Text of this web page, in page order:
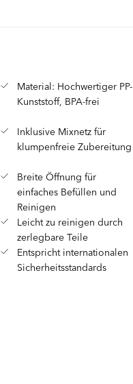
Material: Hochwertiger PP-
Kunststoff, BPA-frei
Inklusive Mixnetz für
klumpenfreie Zubereitung
Breite Öffnung für
einfaches Befüllen und
Reinigen
Leicht zu reinigen durch
zerlegbare Teile
Entspricht internationalen
Sicherheitsstandards